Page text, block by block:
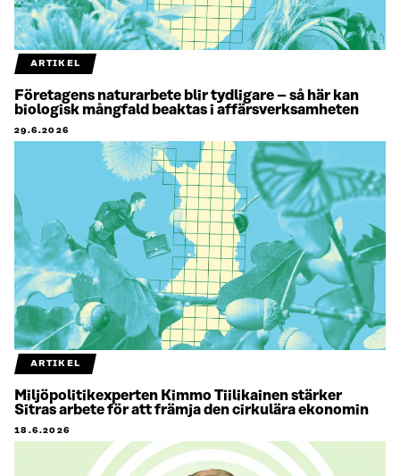
ARTIKEL
Företagens naturarbete blir tydligare – så här kan
biologisk mångfald beaktas i affärsverksamheten
29.6.2026
ARTIKEL
Miljöpolitikexperten Kimmo Tiilikainen stärker
Sitras arbete för att främja den cirkulära ekonomin
18.6.2026